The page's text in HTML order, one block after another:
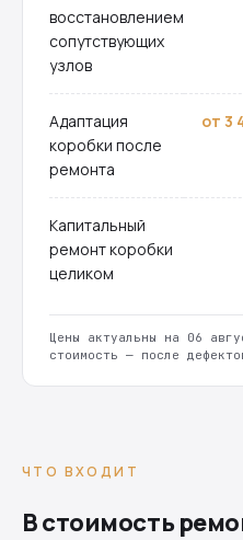
восстановлением
сопутствующих
узлов
Адаптация
коробки после
ремонта
от 3
Капитальный
ремонт коробки
целиком
Цены актуальны на 06
стоимость — после
ЧТО ВХОДИТ
В стоимость